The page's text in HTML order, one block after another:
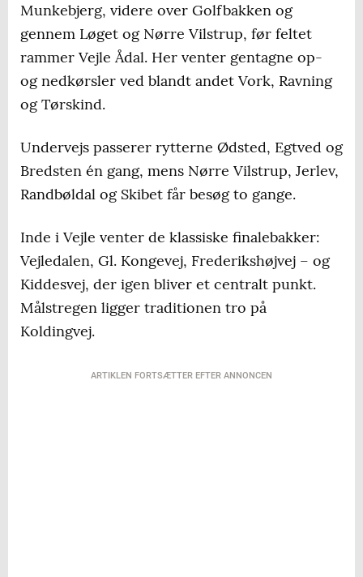
Munkebjerg, videre over Golfbakken og
gennem Løget og Nørre Vilstrup, før feltet
rammer Vejle Ådal. Her venter gentagne op-
og nedkørsler ved blandt andet Vork, Ravning
og Tørskind.
Undervejs passerer rytterne Ødsted, Egtved og
Bredsten én gang, mens Nørre Vilstrup, Jerlev,
Randbøldal og Skibet får besøg to gange.
Inde i Vejle venter de klassiske finalebakker:
Vejledalen, Gl. Kongevej, Frederikshøjvej – og
Kiddesvej, der igen bliver et centralt punkt.
Målstregen ligger traditionen tro på
Koldingvej.
ARTIKLEN FORTSÆTTER EFTER ANNONCEN